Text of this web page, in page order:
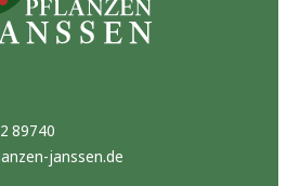
89740
janssen.de